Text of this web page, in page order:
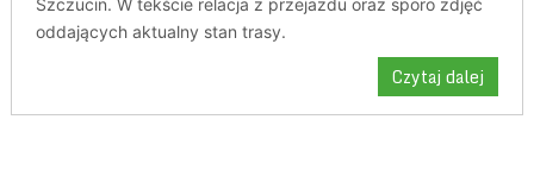
Szczucin. W tekście relacja z przejazdu oraz sporo zdjęć
oddających aktualny stan trasy.
Czytaj dalej